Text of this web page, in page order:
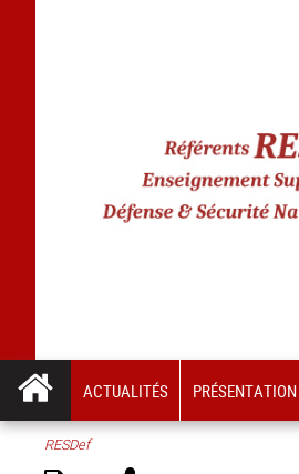
ACTUALITÉS PRÉSENTATION
RESDef